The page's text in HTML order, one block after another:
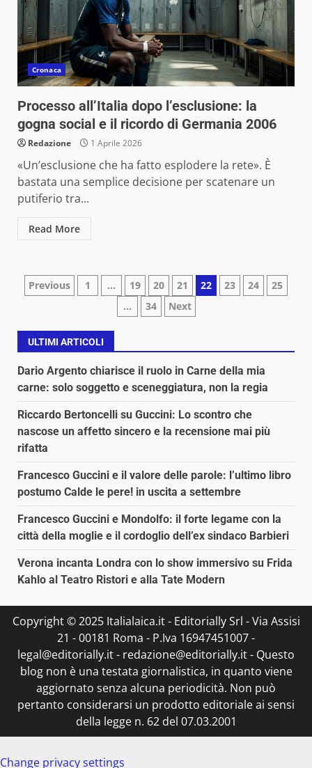
Cronaca
Processo all’Italia dopo l’esclusione: la
gogna social e il ricordo di Germania 2006
Redazione 1 Aprile 2026
«Un’esclusione che ha fatto esplodere la rete». È
bastata una semplice decisione per scatenare un
putiferio tra...
Read More
Paginazione
articoli
Previous 1 … 19 20 21 22 23 24
25
…
34 Next
ULTIMI ARTICOLI
Dario Argento chiarisce il ruolo in Carne della mia
carne: solo soggetto e sceneggiatura, non la regia
Riccardo Bertoncelli su Guccini: Lo scontro che
nascose un affetto sincero e la recensione mai più
rifatta
Francesco Guccini e il valore delle parole: l’ultimo libro
postumo Calde le pere! in uscita a settembre
Francesco Guccini e Mondolfo: il forte legame con la
città della moglie e il cordoglio dell’ex sindaco Barbieri
Verona incanta Londra con lo show immersivo su Frida
Kahlo al Teatro Ristori e alla Tate Modern
Copyright © 2025 Italialaica.it - Editorially Srl - Via Assisi
21 - 00181 Roma - P.Iva 16947451007 -
legal@editorially.it - redazione@editorially.it - Questo
blog non è una testata giornalistica, in quanto viene
aggiornato senza alcuna periodicità. Non può
pertanto considerarsi un prodotto editoriale ai sensi
della legge n. 62 del 07.03.2001
Change privacy settings